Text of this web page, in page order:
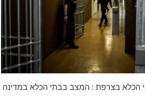
הכלא בצרפת : המצב בבתי הכלא במדינה